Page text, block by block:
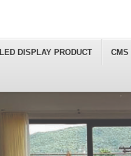
LED DISPLAY PRODUCT CMS